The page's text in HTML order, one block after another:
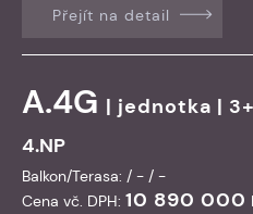
Přejít na detail
A.4G | jednotka |
4.NP
Balkon/Terasa: / - / -
Cena vč. DPH: 10 890 000